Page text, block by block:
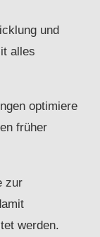
und
alles
optimiere
früher
zur
werden.